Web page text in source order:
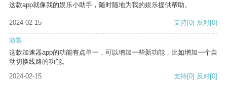
这款app就像我的娱乐小助手，随时随地为我的娱乐提供帮助。
2024-02-15 支持[0] 反对[0]
游客
这款加速器app的功能有点单一，可以增加一些新功能，比如增加一个自
动切换线路的功能。
2024-02-15
支持[0] 反对[0]